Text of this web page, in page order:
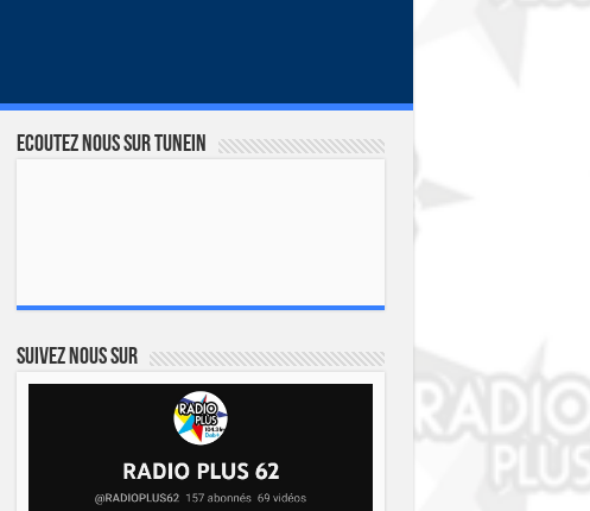
Ecoutez nous sur TuneIn
Suivez nous sur